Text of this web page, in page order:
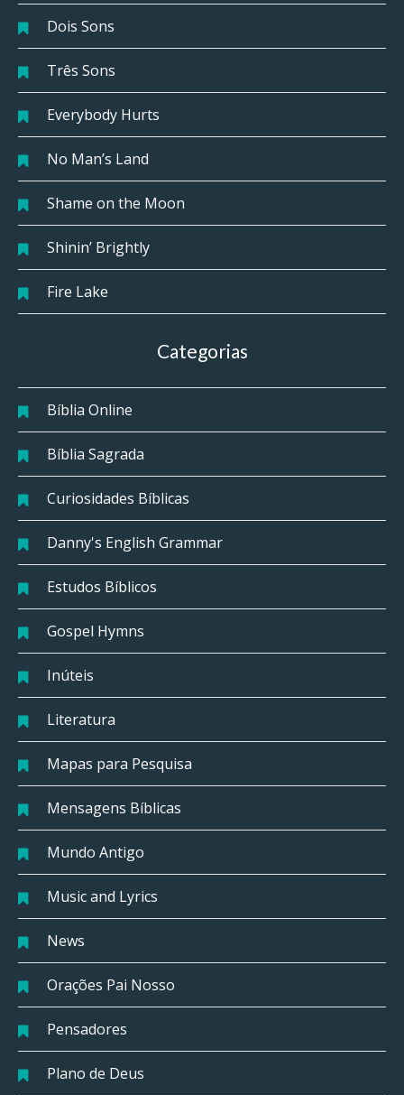
Dois Sons
Três Sons
Everybody Hurts
No Man’s Land
Shame on the Moon
Shinin’ Brightly
Fire Lake
Categorias
Bíblia Online
Bíblia Sagrada
Curiosidades Bíblicas
Danny's English Grammar
Estudos Bíblicos
Gospel Hymns
Inúteis
Literatura
Mapas para Pesquisa
Mensagens Bíblicas
Mundo Antigo
Music and Lyrics
News
Orações Pai Nosso
Pensadores
Plano de Deus